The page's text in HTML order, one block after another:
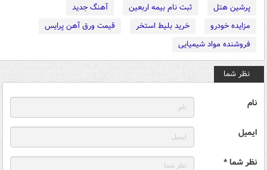
پرشین هتل
ثبت نام بیمه اربعین
آهنگ جدید
مزایده خودرو
خرید بلیط استخر
قیمت ورق آهن پرایس
فروشنده مواد شیمیایی
نظر شما
نام
ایمیل
نظر شما *